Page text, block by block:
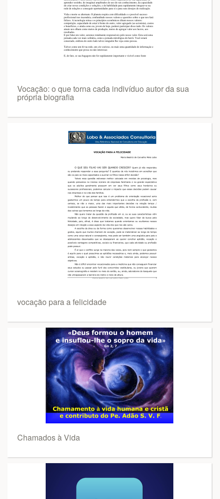
Vocação: o que torna cada indivíduo autor da sua
própria biografia
vocação para a felicidade
Chamados à Vida